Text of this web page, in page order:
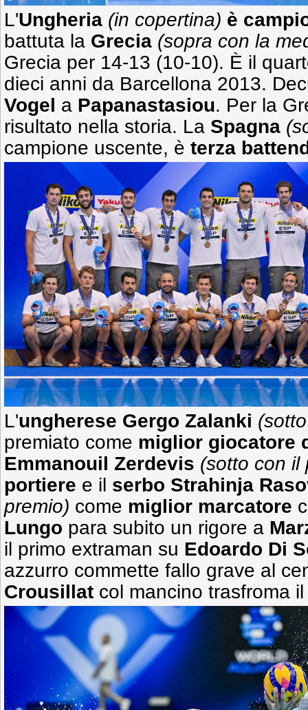
L'Ungheria (in copertina) è
battuta la Grecia (sopra con la
Grecia per 14-13 (10-10). È il
dieci anni da Barcellona 2013.
Vogel a Papanastasiou. Per la
risultato nella storia. La Spagna
campione uscente, è terza
L'ungherese Gergo Zalanki
premiato come miglior giocatore
Emmanouil Zerdevis (sotto con il
portiere e il serbo Strahinja
premio) come miglior marcatore
Lungo para subito un rigore a
il primo extraman su Edoardo Di
azzurro commette fallo grave al
Crousillat col mancino trasfroma